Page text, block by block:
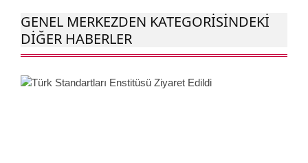
GENEL MERKEZDEN KATEGORISINDEKI
DIĞER HABERLER